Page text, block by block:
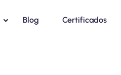
Blog Certificados